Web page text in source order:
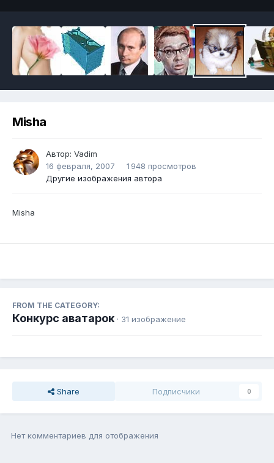
Misha
Автор: Vadim
16 февраля, 2007
1 948 просмотров
Другие изображения автора
Misha
FROM THE CATEGORY:
Конкурс аватарок · 31 изображение
Share Подписчики 0
Нет комментариев для отображения